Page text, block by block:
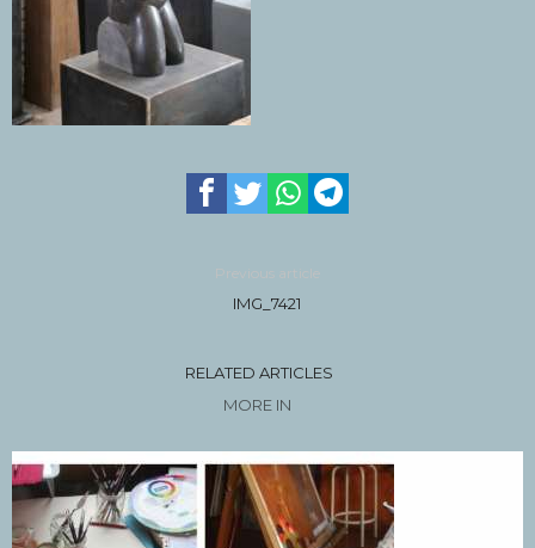
Previous article
IMG_7421
RELATED ARTICLES
MORE IN